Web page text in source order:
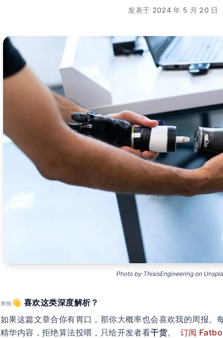
发表于 2024 年 5 月 20 日
Photo by ThisisEngineering on
周报👋 喜欢这类深度解析？
如果这篇文章合你有胃口，那你大概率也会喜欢我的周报。
精华内容，拒绝算法投喂，只给开发者看干货。 订阅